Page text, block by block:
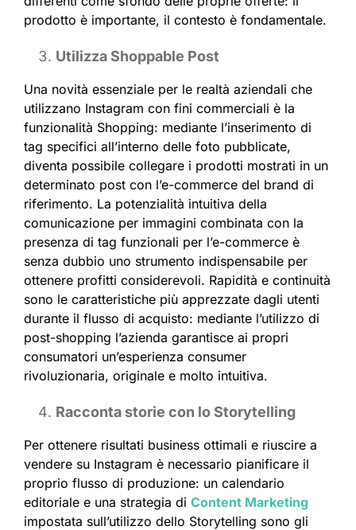
prodotto è importante, il contesto è fondamentale.
Utilizza Shoppable Post
Una novità essenziale per le realtà aziendali che
utilizzano Instagram con fini commerciali è la
funzionalità Shopping: mediante l’inserimento di
tag specifici all’interno delle foto pubblicate,
diventa possibile collegare i prodotti mostrati in un
determinato post con l’e-commerce del brand di
riferimento. La potenzialità intuitiva della
comunicazione per immagini combinata con la
presenza di tag funzionali per l’e-commerce è
senza dubbio uno strumento indispensabile per
ottenere profitti considerevoli. Rapidità e continuità
sono le caratteristiche più apprezzate dagli utenti
durante il flusso di acquisto: mediante l’utilizzo di
post-shopping l’azienda garantisce ai propri
consumatori un’esperienza consumer
rivoluzionaria, originale e molto intuitiva.
Racconta storie con lo Storytelling
Per ottenere risultati business ottimali e riuscire a
vendere su Instagram è necessario pianificare il
proprio flusso di produzione: un calendario
editoriale e una strategia di Content Marketing
impostata sull’utilizzo dello Storytelling sono gli